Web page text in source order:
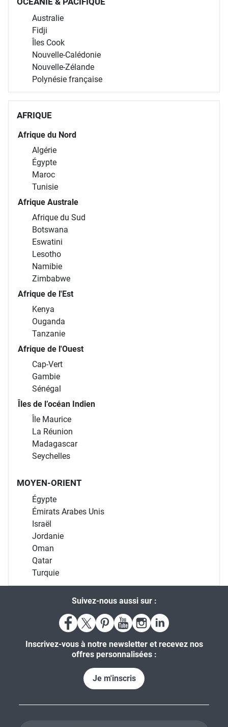
Australie
Fidji
Îles Cook
Nouvelle-Calédonie
Nouvelle-Zélande
Polynésie française
AFRIQUE
Afrique du Nord
Algérie
Égypte
Maroc
Tunisie
Afrique Australe
Afrique du Sud
Botswana
Eswatini
Lesotho
Namibie
Zimbabwe
Afrique de l'Est
Kenya
Ouganda
Tanzanie
Afrique de l'Ouest
Cap-Vert
Gambie
Sénégal
Îles de l’océan Indien
Île Maurice
La Réunion
Madagascar
Seychelles
MOYEN-ORIENT
Égypte
Émirats Arabes Unis
Israël
Jordanie
Oman
Qatar
Turquie
Suivez-nous aussi sur :
Inscrivez-vous à notre newsletter et recevez nos
offres personnalisées :
Je m'inscris